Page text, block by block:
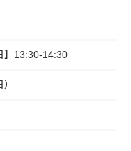
】13:30-14:30